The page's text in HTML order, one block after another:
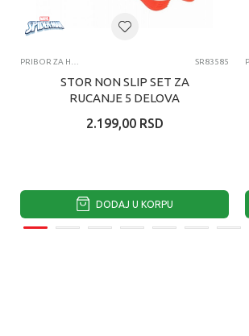
PRIBOR ZA HRANJENJE SR83585
STOR NON SLIP SET ZA
RUCANJE 5 DELOVA
2.199,00 RSD
DODAJ U KORPU